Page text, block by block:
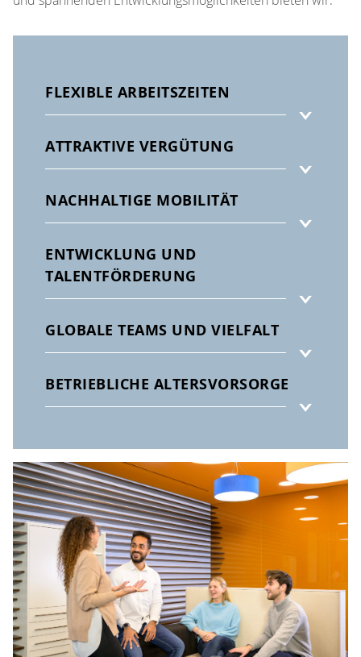
FLEXIBLE ARBEITSZEITEN
ATTRAKTIVE VERGÜTUNG
NACHHALTIGE MOBILITÄT
ENTWICKLUNG UND
TALENTFÖRDERUNG
GLOBALE TEAMS UND VIELFALT
BETRIEBLICHE ALTERSVORSORGE